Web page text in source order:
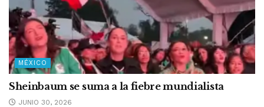
MÉXICO
Sheinbaum se suma a la fiebre mundialista
JUNIO 30, 2026